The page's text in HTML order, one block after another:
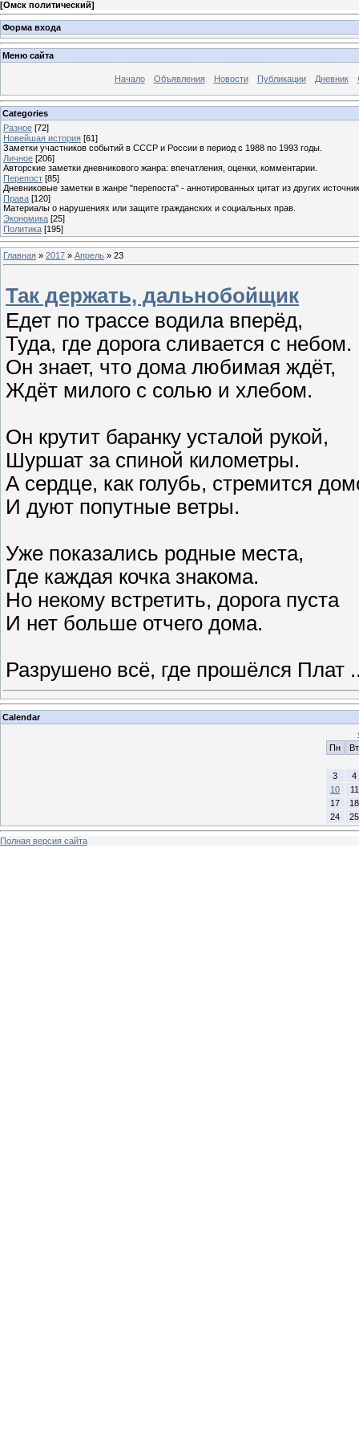
[Омск политический]
Форма входа
Меню сайта
Начало Объявления Новости Публикации Дневник
Categories
Разное [72]
Новейшая история [61]
Заметки участников событий в СССР и России в период с 1988 по 1993 годы.
Личное [206]
Авторские заметки дневникового жанра: впечатления, оценки, комментарии.
Перепост [85]
Дневниковые заметки в жанре "перепоста" - аннотированных цитат из других
Права [120]
Материалы о нарушениях или защите гражданских и социальных прав.
Экономика [25]
Политика [195]
Главная » 2017 » Апрель » 23
Так держать, дальнобойщик
Едет по трассе водила вперёд,
Туда, где дорога сливается с небом.
Он знает, что дома любимая ждёт,
Ждёт милого с солью и хлебом.
Он крутит баранку усталой рукой,
Шуршат за спиной километры.
А сердце, как голубь, стремится
И дуют попутные ветры.
Уже показались родные места,
Где каждая кочка знакома.
Но некому встретить, дорога пуста
И нет больше отчего дома.
Разрушено всё, где прошёлся Плат
Calendar
Пн
Вт
3
4
10
11
17
18
24
25
Полная версия сайта